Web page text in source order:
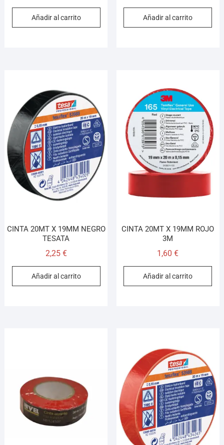
Añadir al carrito Añadir al carrito
CINTA 20MT X 19MM NEGRO
TESATA
2,25 €
Añadir al carrito
CINTA 20MT X 19MM ROJO
3M
1,60€
Añadir al carrito